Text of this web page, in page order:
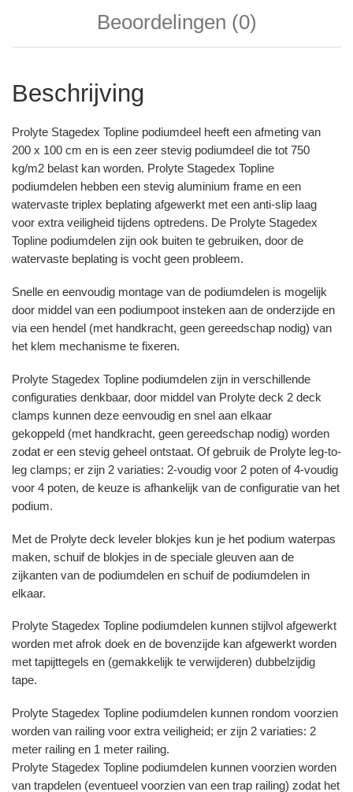
Beoordelingen (0)
Beschrijving
Prolyte Stagedex Topline podiumdeel heeft een afmeting van
200 x 100 cm en is een zeer stevig podiumdeel die tot 750
kg/m2 belast kan worden. Prolyte Stagedex Topline
podiumdelen hebben een stevig aluminium frame en een
watervaste triplex beplating afgewerkt met een anti-slip laag
voor extra veiligheid tijdens optredens. De Prolyte Stagedex
Topline podiumdelen zijn ook buiten te gebruiken, door de
watervaste beplating is vocht geen probleem.
Snelle en eenvoudig montage van de podiumdelen is mogelijk
door middel van een podiumpoot insteken aan de onderzijde en
via een hendel (met handkracht, geen gereedschap nodig) van
het klem mechanisme te fixeren.
Prolyte Stagedex Topline podiumdelen zijn in verschillende
configuraties denkbaar, door middel van Prolyte deck 2 deck
clamps kunnen deze eenvoudig en snel aan elkaar
gekoppeld (met handkracht, geen gereedschap nodig) worden
zodat er een stevig geheel ontstaat. Of gebruik de Prolyte leg-to-
leg clamps; er zijn 2 variaties: 2-voudig voor 2 poten of 4-voudig
voor 4 poten, de keuze is afhankelijk van de configuratie van het
podium.
Met de Prolyte deck leveler blokjes kun je het podium waterpas
maken, schuif de blokjes in de speciale gleuven aan de
zijkanten van de podiumdelen en schuif de podiumdelen in
elkaar.
Prolyte Stagedex Topline podiumdelen kunnen stijlvol afgewerkt
worden met afrok doek en de bovenzijde kan afgewerkt worden
met tapijttegels en (gemakkelijk te verwijderen) dubbelzijdig
tape.
Prolyte Stagedex Topline podiumdelen kunnen rondom voorzien
worden van railing voor extra veiligheid; er zijn 2 variaties: 2
meter railing en 1 meter railing.
Prolyte Stagedex Topline podiumdelen kunnen voorzien worden
van trapdelen (eventueel voorzien van een trap railing) zodat het